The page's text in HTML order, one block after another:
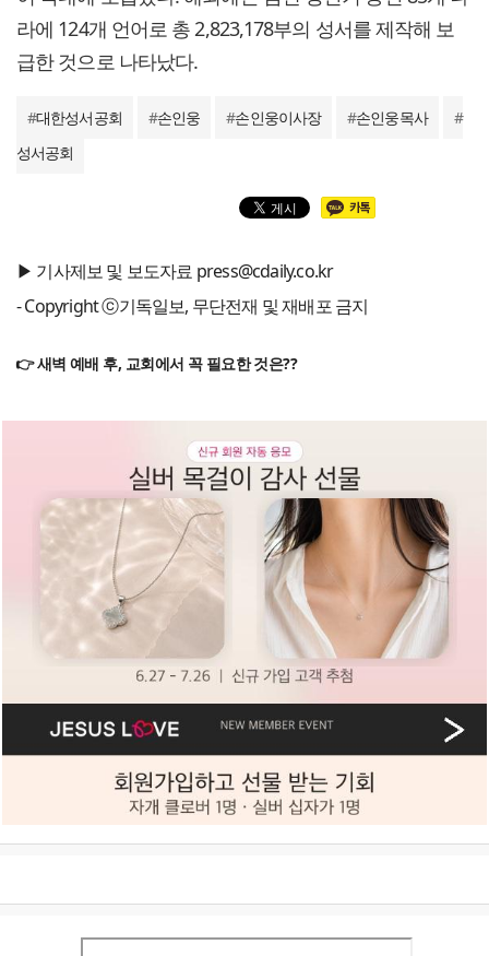
라에 124개 언어로 총 2,823,178부의 성서를 제작해 보
급한 것으로 나타났다.
#대한성서공회 #손인웅 #손인웅이사장 #손인웅목사
#
성서공회
▶ 기사제보 및 보도자료 press@cdaily.co.kr
- Copyright ⓒ기독일보, 무단전재 및 재배포 금지
👉 새벽 예배 후, 교회에서 꼭 필요한 것은??